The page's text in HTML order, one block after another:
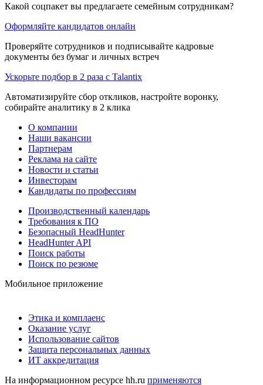
Какой соцпакет вы предлагаете семейным сотрудникам?
Оформляйте кандидатов онлайн
Проверяйте сотрудников и подписывайте кадровые
документы без бумаг и личных встреч
Ускорьте подбор в 2 раза с Talantix
Автоматизируйте сбор откликов, настройте воронку,
собирайте аналитику в 2 клика
О компании
Наши вакансии
Партнерам
Реклама на сайте
Новости и статьи
Инвесторам
Кандидаты по профессиям
Производственный календарь
Требования к ПО
Безопасный HeadHunter
HeadHunter API
Поиск работы
Поиск по резюме
Мобильное приложение
Этика и комплаенс
Оказание услуг
Использование сайтов
Защита персональных данных
ИТ аккредитация
На информационном ресурсе hh.ru применяются